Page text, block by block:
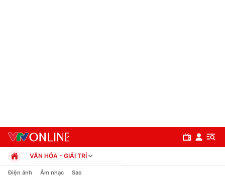
VĂN HÓA - GIẢI TRÍ
Chính trị
Điện ảnh Âm nhạc Sao